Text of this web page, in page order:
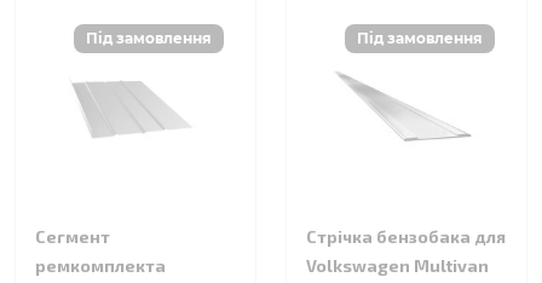
Сегмент
ремкомплекта
Стрічка бензобака для
Volkswagen Multivan